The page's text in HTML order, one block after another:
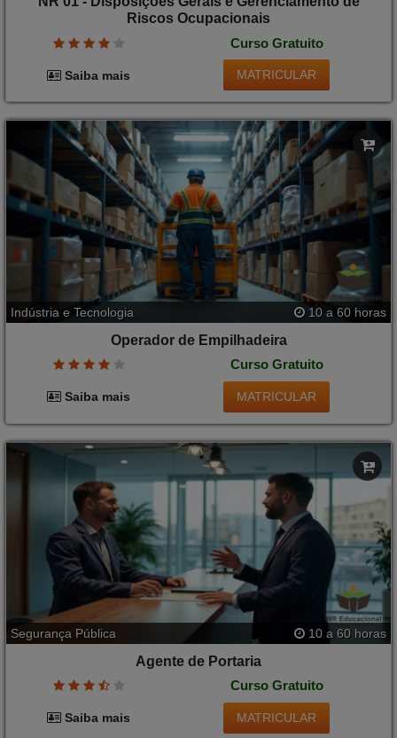
Riscos Ocupacionais
Curso Gratuito
Saiba mais MATRICULAR
Indústria e Tecnologia 10 a 60 horas
Operador de Empilhadeira
Curso Gratuito
Saiba mais MATRICULAR
Segurança Pública 10 a 60 horas
Agente de Portaria
Curso Gratuito
Saiba mais MATRICULAR